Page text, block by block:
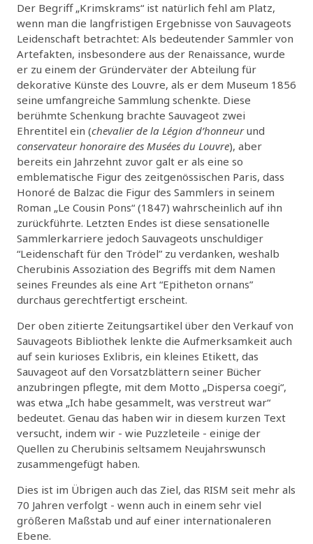
Der Begriff „Krimskrams“ ist natürlich fehl am Platz,
wenn man die langfristigen Ergebnisse von Sauvageots
Leidenschaft betrachtet: Als bedeutender Sammler von
Artefakten, insbesondere aus der Renaissance, wurde
er zu einem der Gründerväter der Abteilung für
dekorative Künste des Louvre, als er dem Museum 1856
seine umfangreiche Sammlung schenkte. Diese
berühmte Schenkung brachte Sauvageot zwei
Ehrentitel ein (chevalier de la Légion d’honneurund
conservateur honoraire des Musées du Louvre), aber
bereits ein Jahrzehnt zuvor galt er als eine so
emblematische Figur des zeitgenössischen Paris, dass
Honoré de Balzac die Figur des Sammlers in seinem
Roman „Le Cousin Pons“ (1847) wahrscheinlich auf ihn
zurückführte. Letzten Endes ist diese sensationelle
Sammlerkarriere jedoch Sauvageots unschuldiger
“Leidenschaft für den Trödel” zu verdanken, weshalb
Cherubinis Assoziation des Begriffs mit dem Namen
seines Freundes als eine Art “Epitheton ornans”
durchaus gerechtfertigt erscheint.
Der oben zitierte Zeitungsartikel über den Verkauf von
Sauvageots Bibliothek lenkte die Aufmerksamkeit auch
auf sein kurioses Exlibris, ein kleines Etikett, das
Sauvageot auf den Vorsatzblättern seiner Bücher
anzubringen pflegte, mit dem Motto „Dispersa coegi“,
was etwa „Ich habe gesammelt, was verstreut war“
bedeutet. Genau das haben wir in diesem kurzen Text
versucht, indem wir - wie Puzzleteile - einige der
Quellen zu Cherubinis seltsamem Neujahrswunsch
zusammengefügt haben.
Dies ist im Übrigen auch das Ziel, das RISM seit mehr als
70 Jahren verfolgt - wenn auch in einem sehr viel
größeren Maßstab und auf einer internationaleren
Ebene.